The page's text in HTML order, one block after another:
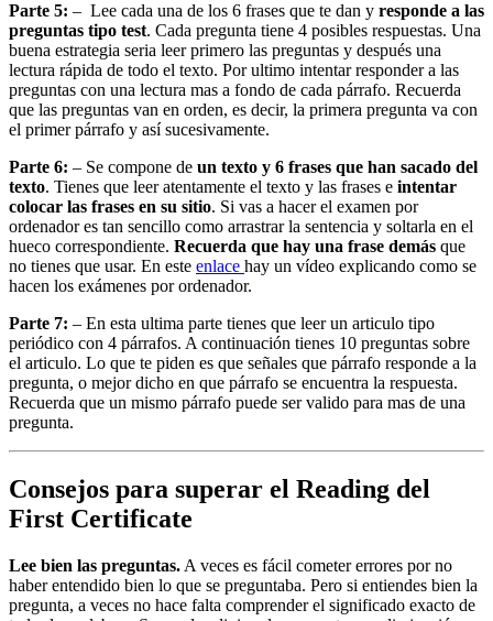
Parte 5: – Lee cada una de los 6 frases que te dan y responde a las
preguntas tipo test. Cada pregunta tiene 4 posibles respuestas. Una
buena estrategia seria leer primero las preguntas y después una
lectura rápida de todo el texto. Por ultimo intentar responder a las
preguntas con una lectura mas a fondo de cada párrafo. Recuerda
que las preguntas van en orden, es decir, la primera pregunta va con
el primer párrafo y así sucesivamente.
Parte 6: – Se compone de un texto y 6 frases que han sacado del
texto. Tienes que leer atentamente el texto y las frases e intentar
colocar las frases en su sitio. Si vas a hacer el examen por
ordenador es tan sencillo como arrastrar la sentencia y soltarla en el
hueco correspondiente. Recuerda que hay una frase demás que
no tienes que usar. En este enlace hay un vídeo explicando como se
hacen los exámenes por ordenador.
Parte 7: – En esta ultima parte tienes que leer un articulo tipo
periódico con 4 párrafos. A continuación tienes 10 preguntas sobre
el articulo. Lo que te piden es que señales que párrafo responde a la
pregunta, o mejor dicho en que párrafo se encuentra la respuesta.
Recuerda que un mismo párrafo puede ser valido para mas de una
pregunta.
Consejos para superar el Reading del
First Certificate
Lee bien las preguntas. A veces es fácil cometer errores por no
haber entendido bien lo que se preguntaba. Pero si entiendes bien la
pregunta, a veces no hace falta comprender el significado exacto de